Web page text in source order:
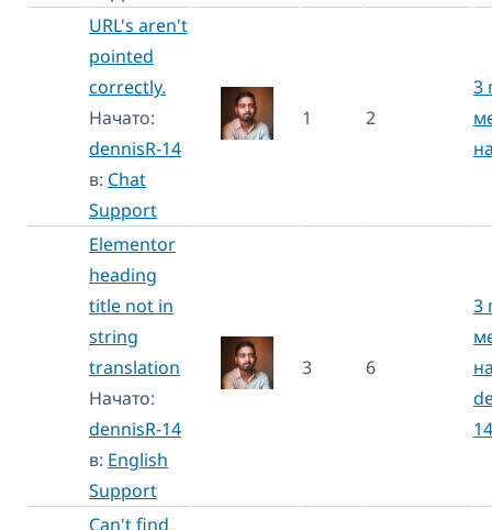
URL's aren't
pointed
correctly.
Начато:
dennisR-14
в: Chat
Support
1 2
3
Elementor
heading
title not in
string
translation
Начато:
dennisR-14
в: English
Support
3 6
3
14
Can't find